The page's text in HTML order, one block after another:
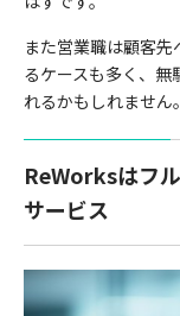
また営業職は顧客
るケースも多く、
れるかもしれません。
ReWorksはフ
サービス